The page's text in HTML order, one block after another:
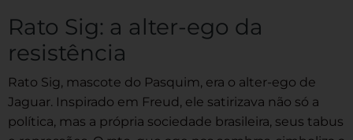
Rato Sig: a alter-ego da
resistência
Rato Sig, mascote do Pasquim, era o alter-ego de
Jaguar. Inspirado em Freud, ele satirizava não só a
política, mas a própria sociedade brasileira, seus tabus